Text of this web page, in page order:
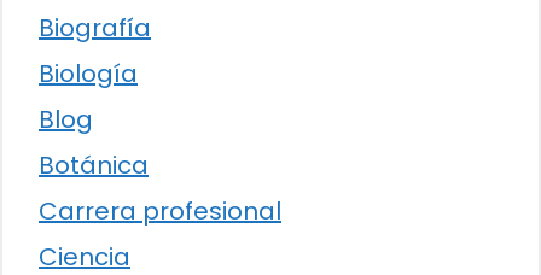
Biografía
Biología
Blog
Botánica
Carrera profesional
Ciencia